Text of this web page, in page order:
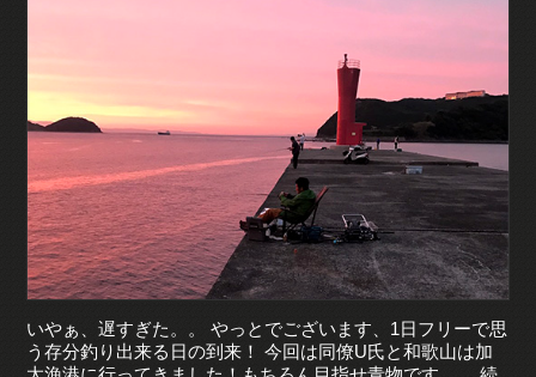
いやぁ、遅すぎた。。 やっとでございます、1日フリーで思
う存分釣り出来る日の到来！ 今回は同僚U氏と和歌山は加